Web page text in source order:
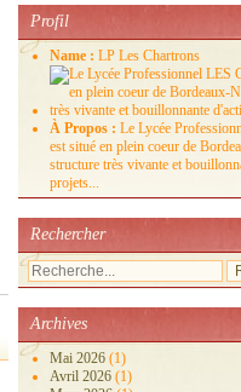
Profil
Name : LP Les Chartrons
À Propos : Le Lycée
est situé en plein coeur de
structure très vivante et
projets...
Rechercher
Archives
Mai 2026 (1)
Avril 2026 (1)